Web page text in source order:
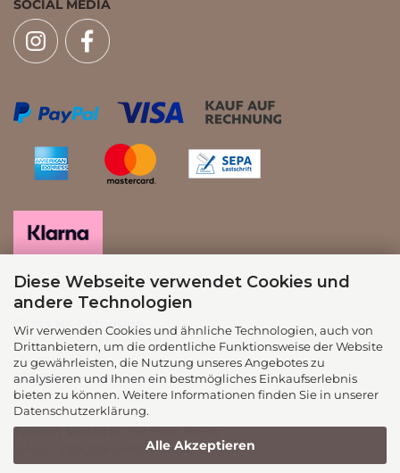
Diese Webseite verwendet Cookies und
andere Technologien
Wir verwenden Cookies und ähnliche Technologien, auch von
Drittanbietern, um die ordentliche Funktionsweise der Website
zu gewährleisten, die Nutzung unseres Angebotes zu
analysieren und Ihnen ein bestmögliches Einkaufserlebnis
bieten zu können. Weitere Informationen finden Sie in unserer
Datenschutzerklärung.
Alle Akzeptieren
SOCIAL MEDIA
Firma NK-EXtension
Produktion & Haarvertrieb
Hauptstraße 8
93342 Saal an der Donau
Telefon Vertrieb: +49 9441 81696
info@nk-extension.de